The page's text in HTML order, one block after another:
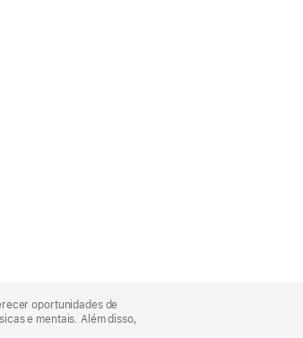
oportunidades de
e mentais. Além disso,